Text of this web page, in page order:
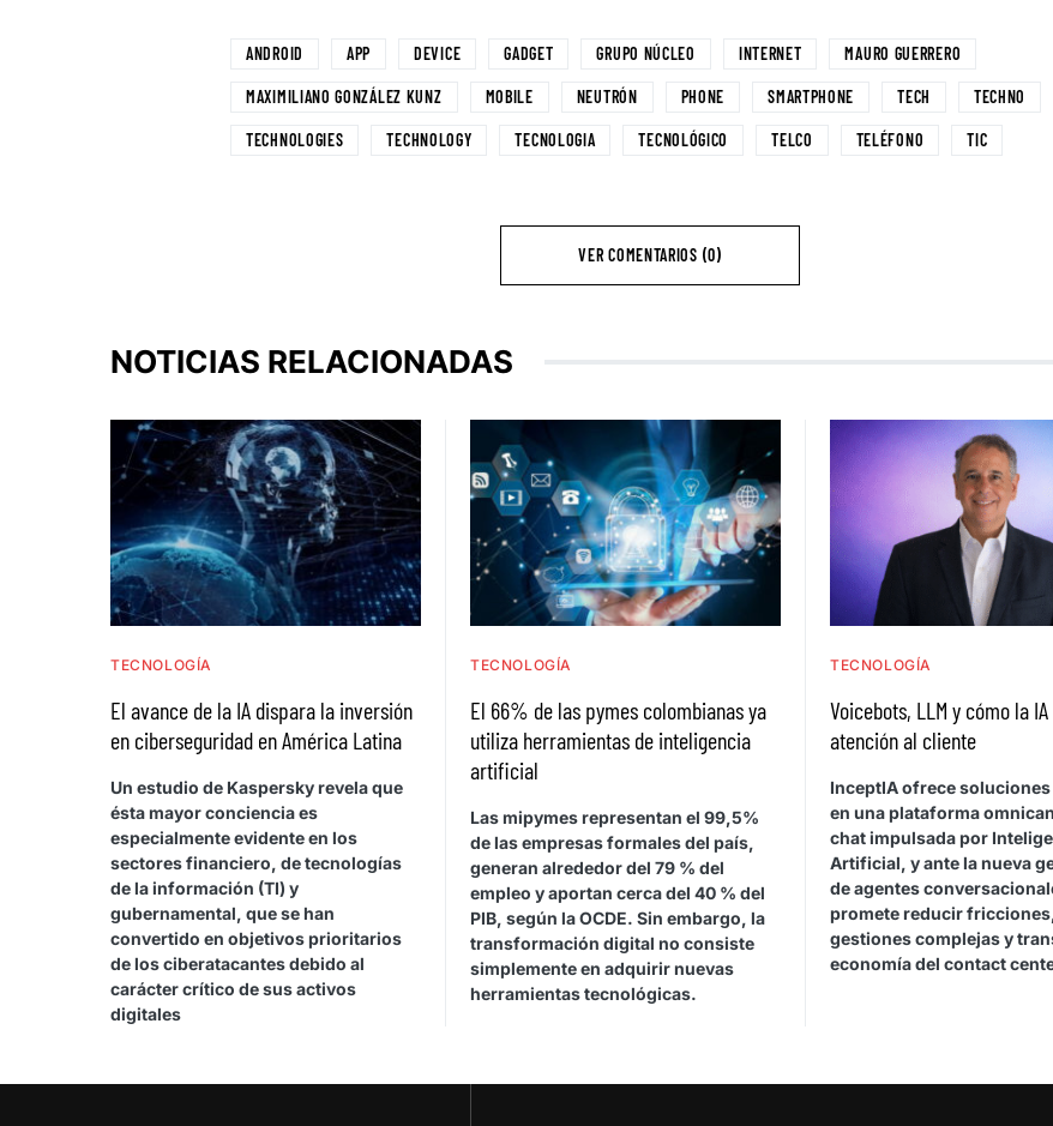
ANDROID APP DEVICE GADGET GRUPO NÚCLEO INTERNET MAURO GUERRERO
MAXIMILIANO GONZÁLEZ KUNZ MOBILE NEUTRÓN PHONE SMARTPHONE TECH TECHNO
TECHNOLOGIES TECHNOLOGY TECNOLOGIA TECNOLÓGICO TELCO TELÉFONO TIC
VER COMENTARIOS (0)
NOTICIAS RELACIONADAS
TECNOLOGÍA
El avance de la IA dispara la inversión
en ciberseguridad en América Latina
Un estudio de Kaspersky revela que
ésta mayor conciencia es
especialmente evidente en los
sectores financiero, de tecnologías
de la información (TI) y
gubernamental, que se han
convertido en objetivos prioritarios
de los ciberatacantes debido al
carácter crítico de sus activos
digitales
TECNOLOGÍA
El 66% de las pymes colombianas ya
utiliza herramientas de inteligencia
artificial
Las mipymes representan el 99,5%
de las empresas formales del país,
generan alrededor del 79 % del
empleo y aportan cerca del 40 % del
PIB, según la OCDE. Sin embargo, la
transformación digital no consiste
simplemente en adquirir nuevas
herramientas tecnológicas.
TECNOLOGÍA
Voicebots, LLM y cómo la
atención al cliente
InceptIA ofrece
en una plataforma
chat impulsada por
Artificial, y ante la nueva
de agentes
promete reducir
gestiones complejas y
economía del contact